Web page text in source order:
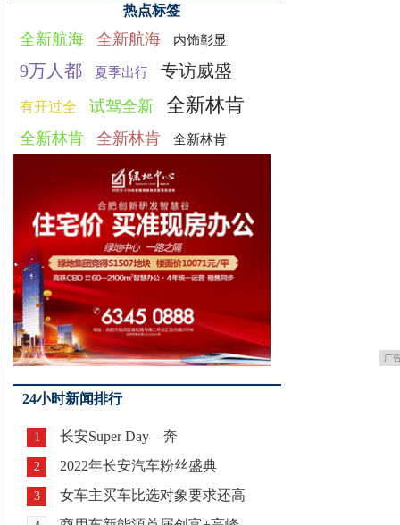
热点标签
全新航海 全新航海 内饰彰显
9万人都 夏季出行 专访威盛
有开过全 试驾全新 全新林肯
全新林肯 全新林肯 全新林肯
广
24小时新闻排行
1 长安Super Day—奔
2 2022年长安汽车粉丝盛典
3 女车主买车比选对象要求还高